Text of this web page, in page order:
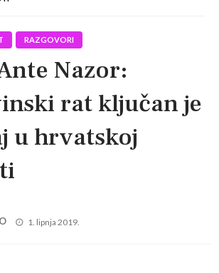
RAZGOVORI
Nazor:
rat ključan je
u hrvatskoj
Posted
1. lipnja 2019.